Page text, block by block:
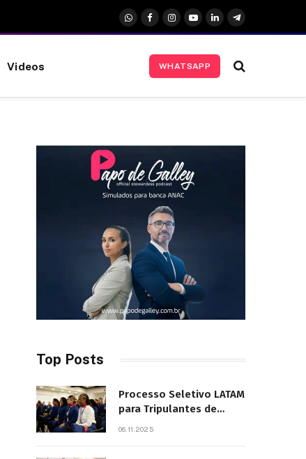
WhatsApp
FacebookInstagram
YouTubeLinkedInTelegrama
Videos WHATSAPP
Top Posts
Processo Seletivo LATAM
para Tripulantes de
06.11.2025